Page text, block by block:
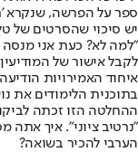
ספר על הפרשה, שנקרא
יש סיכוי שהסרטים של
"למה לא? כעת אני מנסה
לקבל אישור של
איחוד האמירויות
בתוכנית הלימודים את
ההחלטה הזו זכתה
"נרטיב ציוני". איך
הערבי להכיר בשואה?